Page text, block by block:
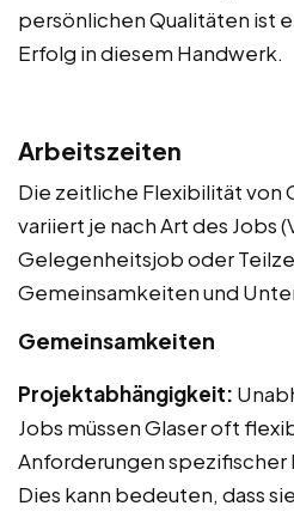
persönlichen Qualitäten ist
Erfolg in diesem Handwerk.
Arbeitszeiten
Die zeitliche Flexibilität von
variiert je nach Art des Jobs
Gelegenheitsjob oder
Gemeinsamkeiten und
Gemeinsamkeiten
Projektabhängigkeit:
Jobs müssen Glaser oft
Anforderungen
Dies kann bedeuten, dass